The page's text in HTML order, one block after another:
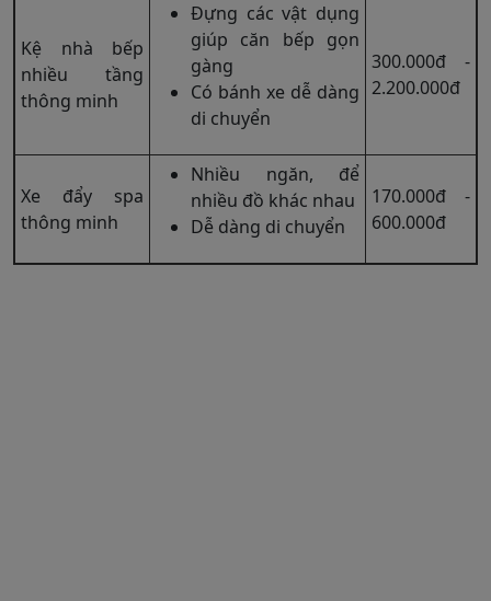
Kệ nhà bếp
nhiều tầng
thông minh
Đựng các vật dụng
giúp căn bếp gọn
gàng
Có bánh xe dễ dàng
di chuyển
300.000đ -
2.200.000đ
Xe đẩy spa
thông minh
Nhiều ngăn, để
nhiều đồ khác nhau
Dễ dàng di chuyển
170.000đ -
600.000đ